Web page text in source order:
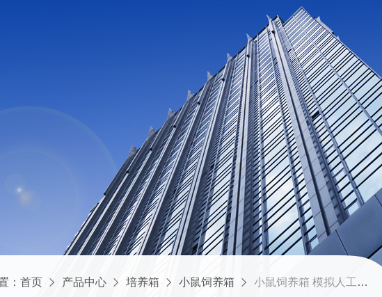
： 首页 产品中心 培养箱 小鼠饲养箱 小鼠饲养箱 模拟人工气候实验环境 PRX-150A